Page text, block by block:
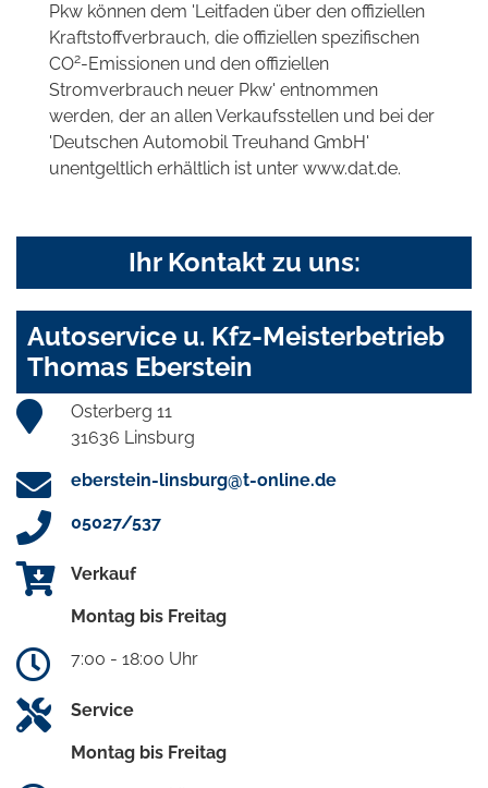
Pkw können dem 'Leitfaden über den offiziellen
Kraftstoffverbrauch, die offiziellen spezifischen
CO2-Emissionen und den offiziellen
Stromverbrauch neuer Pkw' entnommen
werden, der an allen Verkaufsstellen und bei der
'Deutschen Automobil Treuhand GmbH'
unentgeltlich erhältlich ist unter www.dat.de.
Ihr Kontakt zu uns:
Autoservice u. Kfz-Meisterbetrieb
Thomas Eberstein
Osterberg 11
31636 Linsburg
eberstein-linsburg@t-online.de
05027/537
Verkauf
Montag bis Freitag
7:00 - 18:00 Uhr
Service
Montag bis Freitag